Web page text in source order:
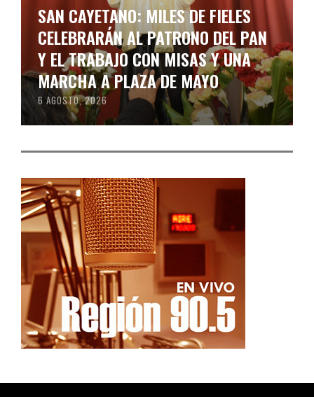
SAN CAYETANO: MILES DE FIELES
CELEBRARÁN AL PATRONO DEL PAN
Y EL TRABAJO CON MISAS Y UNA
MARCHA A PLAZA DE MAYO
6 AGOSTO, 2026